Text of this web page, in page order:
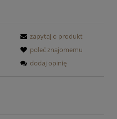
zapytaj o produkt
poleć znajomemu
dodaj opinię